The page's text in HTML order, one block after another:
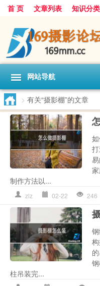
首 页 文章列表 知识分类
网站导航
> 有关“摄影棚”的文章
制作方法以...
zlz 02-22 246
柱吊装完...